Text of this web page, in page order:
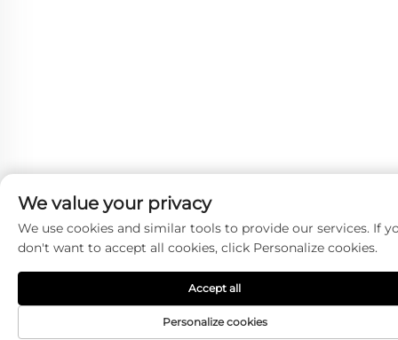
We value your privacy
We use cookies and similar tools to provide our services. If
don't want to accept all cookies, click Personalize cookies.
Personalize cookies
Accept all